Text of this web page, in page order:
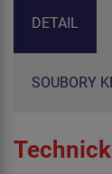
DETAIL
SOUBORY